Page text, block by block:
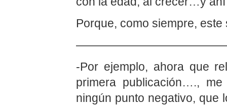
Porque, como siempre,
-Por ejemplo, ahora que
primera publicación….,
ningún punto negativo, que